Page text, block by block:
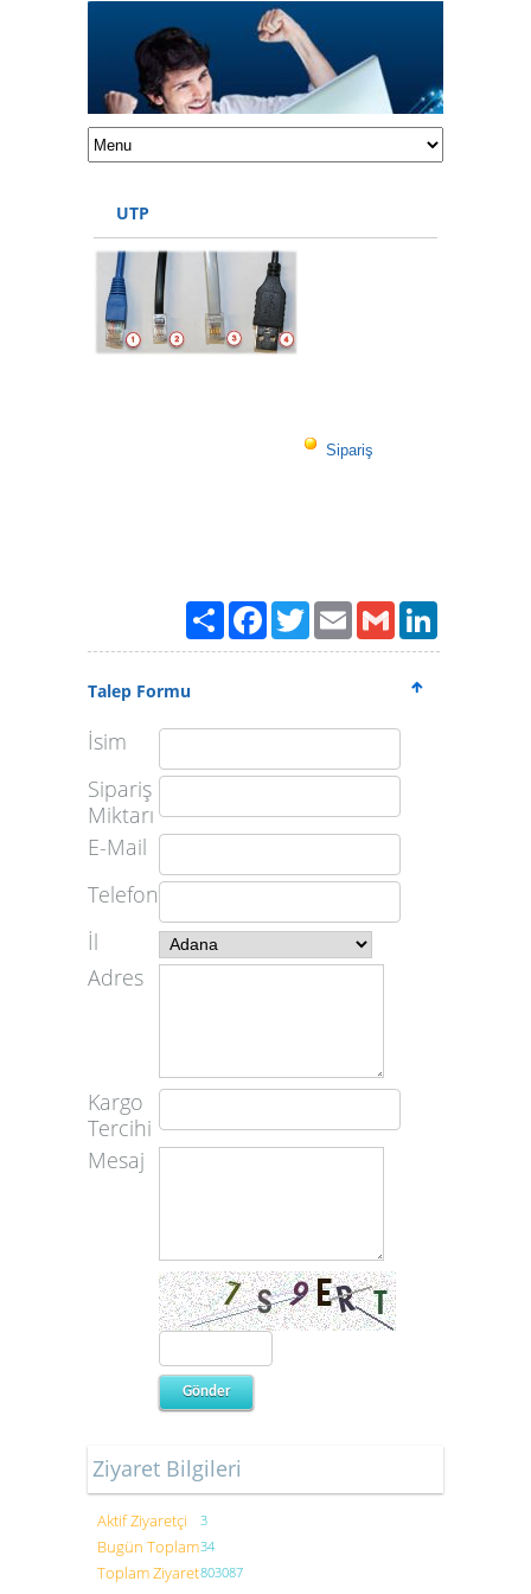
UTP
Sipariş
PaylaşFacebook
TwitterEmailGmail
Talep Formu
İsim
Sipariş
Miktarı
E-Mail
Telefon
İl
Adres
Kargo
Tercihi
Mesaj
Ziyaret Bilgileri
Aktif Ziyaretçi 3
Bugün Toplam34
Toplam Ziyaret803087